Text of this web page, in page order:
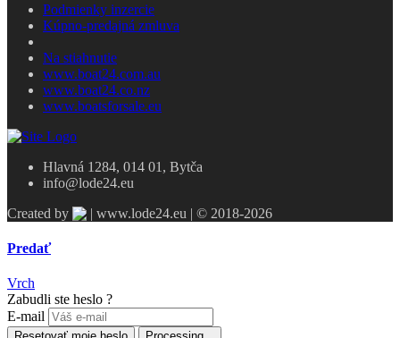
Podmienky inzercie
Kúpno-predajná zmluva
Na stiahnutie
www.boat24.com.au
www.boat24.co.nz
www.boatsforsale.eu
Hlavná 1284, 014 01, Bytča
info@lode24.eu
Created by
| www.lode24.eu | © 2018-2026
Predať
Vrch
Zabudli ste heslo ?
E-mail